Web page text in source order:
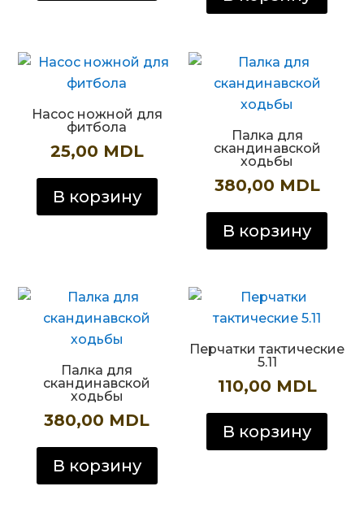
Насос ножной для
фитбола
25,00 MDL
В корзину
Палка для
скандинавской
ходьбы
380,00 MDL
В корзину
Палка для
скандинавской
ходьбы
380,00 MDL
В корзину
Перчатки тактические
5.11
110,00 MDL
В корзину